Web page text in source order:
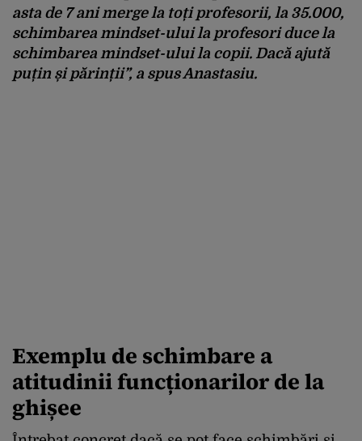
asta de 7 ani merge la toți profesorii, la 35.000,
schimbarea mindset-uluila profesori duce la
schimbarea mindset-uluila copii. Dacă ajută
puțin și părinții”, a spus Anastasiu.
Exemplu de schimbare a
atitudinii funcționarilor de la
ghișee